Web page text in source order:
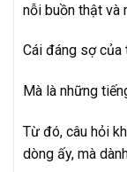
nỗi buồn thật và
Cái đáng sợ của
Mà là những
Từ đó, câu hỏi
dòng ấy, mà